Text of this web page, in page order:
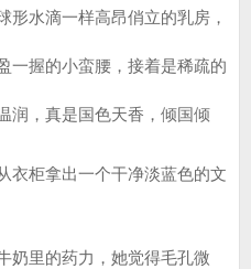
水滴一样高昂俏立的乳房，
一握的小蛮腰，接着是稀疏的
润，真是国色天香，倾国倾
柜拿出一个干净淡蓝色的文
里的药力，她觉得毛孔微